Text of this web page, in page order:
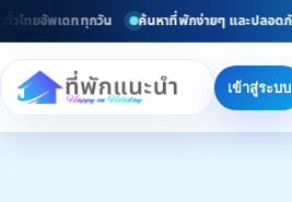
ไทยอัพเดททุกวัน ค้นหาที่พักง่ายๆ และปลอดภัย
เข้าสู่ระบบ